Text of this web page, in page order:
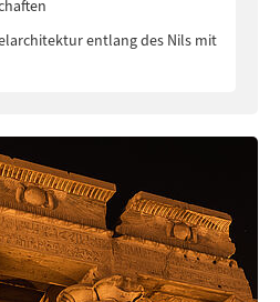
entlang des Nils mit